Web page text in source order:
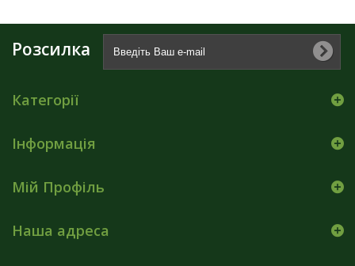
Розсилка
Категорії
Інформація
Мій Профіль
Наша адреса